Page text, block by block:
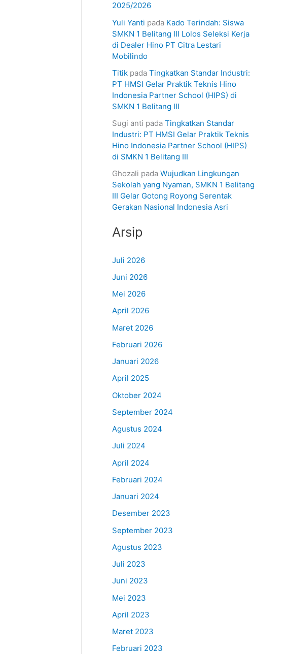
2025/2026
Yuli Yanti pada Kado Terindah: Siswa
SMKN 1 Belitang III Lolos Seleksi Kerja
di Dealer Hino PT Citra Lestari
Mobilindo
Titikpada Tingkatkan Standar Industri:
PT HMSI Gelar Praktik Teknis Hino
Indonesia Partner School (HIPS) di
SMKN 1 Belitang III
Sugi anti pada Tingkatkan Standar
Industri: PT HMSI Gelar Praktik Teknis
Hino Indonesia Partner School (HIPS)
di SMKN 1 Belitang III
Ghozali pada Wujudkan Lingkungan
Sekolah yang Nyaman, SMKN 1 Belitang
III Gelar Gotong Royong Serentak
Gerakan Nasional Indonesia Asri
Arsip
Juli 2026
Juni 2026
Mei 2026
April 2026
Maret 2026
Februari 2026
Januari 2026
April 2025
Oktober 2024
September 2024
Agustus 2024
Juli 2024
April 2024
Februari 2024
Januari 2024
Desember 2023
September 2023
Agustus 2023
Juli 2023
Juni 2023
Mei 2023
April 2023
Maret 2023
Februari 2023